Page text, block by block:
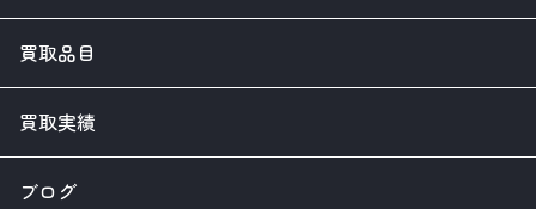
買取品目
買取実績
ブログ